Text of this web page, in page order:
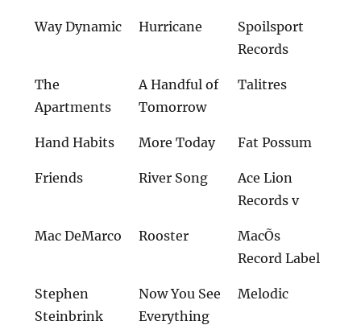
Way Dynamic Hurricane
Spoilsport
Records
The
Apartments
A Handful of
Tomorrow
Talitres
Hand Habits More Today Fat Possum
Friends River Song
Ace Lion
Records v
Mac DeMarco Rooster
MacÕs
Record Label
Stephen
Steinbrink
Now You See
Everything
Melodic